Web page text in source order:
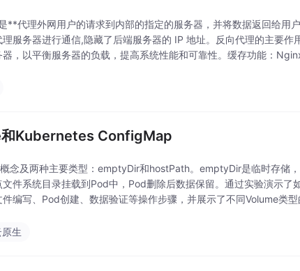
**代理外网用户的请求到内部的指定的服务器，并将数据返回给用
服务器进行通信,隐藏了后端服务器的 IP 地址。反向代理的主要作
，以平衡服务器的负载，提高系统性能和可靠性。缓存功能：
Kubernetes ConfigMap
念及两种主要类型：emptyDir和hostPath。emptyDir是临时存储
件系统目录挂载到Pod中，Pod删除后数据保留。通过实验演示了
编写、Pod创建、数据验证等操作步骤，并展示了不同Volume类
生